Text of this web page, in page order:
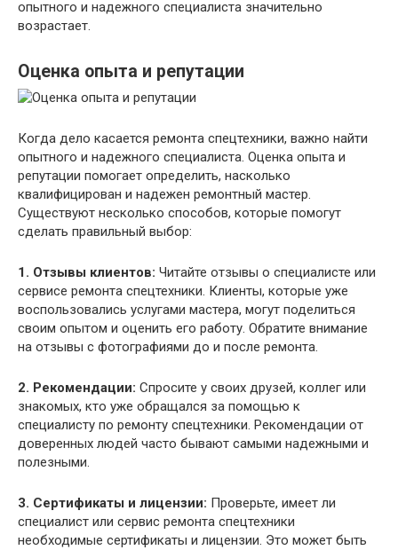
опытного и надежного специалиста значительно
возрастает.
Оценка опыта и репутации
Когда дело касается ремонта спецтехники, важно найти
опытного и надежного специалиста. Оценка опыта и
репутации помогает определить, насколько
квалифицирован и надежен ремонтный мастер.
Существуют несколько способов, которые помогут
сделать правильный выбор:
1. Отзывы клиентов: Читайте отзывы о специалисте или
сервисе ремонта спецтехники. Клиенты, которые уже
воспользовались услугами мастера, могут поделиться
своим опытом и оценить его работу. Обратите внимание
на отзывы с фотографиями до и после ремонта.
2. Рекомендации: Спросите у своих друзей, коллег или
знакомых, кто уже обращался за помощью к
специалисту по ремонту спецтехники. Рекомендации от
доверенных людей часто бывают самыми надежными и
полезными.
3. Сертификаты и лицензии: Проверьте, имеет ли
специалист или сервис ремонта спецтехники
необходимые сертификаты и лицензии. Это может быть